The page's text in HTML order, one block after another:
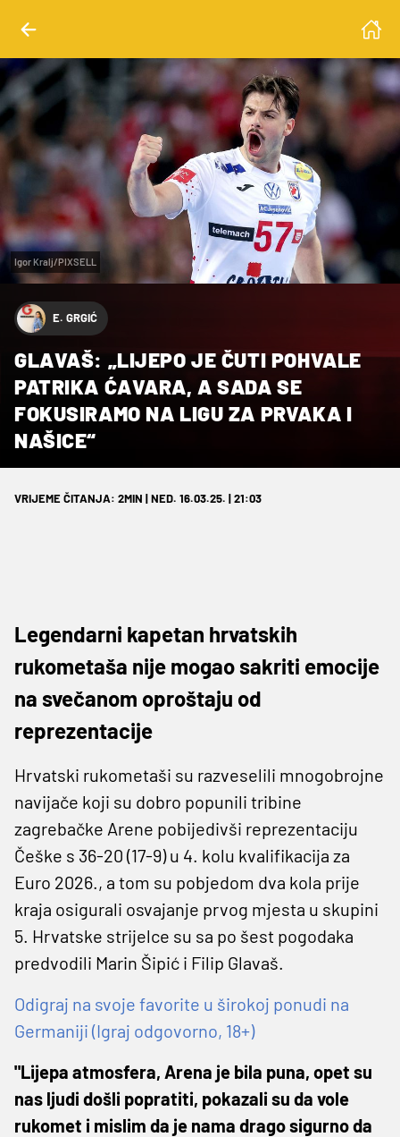
Igor Kralj/PIXSELL
E. GRGIĆ
GLAVAŠ: „LIJEPO JE ČUTI POHVALE
PATRIKA ĆAVARA, A SADA SE
FOKUSIRAMO NA LIGU ZA PRVAKA I
NAŠICE“
VRIJEME ČITANJA: 2MIN | NED. 16.03.25. | 21:03
Legendarni kapetan hrvatskih
rukometaša nije mogao sakriti emocije
na svečanom oproštaju od
reprezentacije
Hrvatski rukometaši su razveselili mnogobrojne
navijače koji su dobro popunili tribine
zagrebačke Arene pobijedivši reprezentaciju
Češke s 36-20 (17-9) u 4. kolu kvalifikacija za
Euro 2026., a tom su pobjedom dva kola prije
kraja osigurali osvajanje prvog mjesta u skupini
5. Hrvatske strijelce su sa po šest pogodaka
predvodili Marin Šipić i Filip Glavaš.
Odigraj na svoje favorite u širokoj ponudi na
Germaniji (Igraj odgovorno, 18+)
"Lijepa atmosfera, Arena je bila puna, opet su
nas ljudi došli popratiti, pokazali su da vole
rukomet i mislim da je nama drago sigurno da